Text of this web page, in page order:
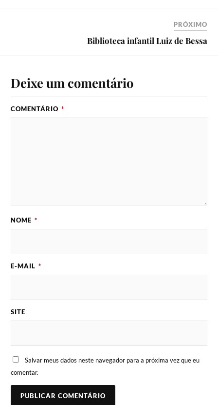
PRÓXIMO
Biblioteca infantil Luiz de Bessa
Deixe um comentário
COMENTÁRIO *
NOME *
E-MAIL *
SITE
Salvar meus dados neste navegador para a próxima vez que eu
comentar.